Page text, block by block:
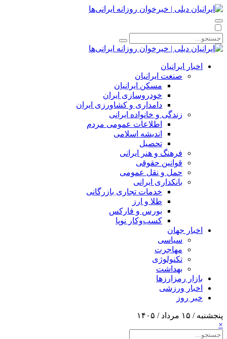
اخبار ایرانیان
صنعت ایرانیان
مسکن ایرانیان
خودروسازی ایران
دامداری و کشاورزی ایران
زندگی و خانواده ایرانی
اطلاعات عمومی مردم
اندیشه اسلامی
تحصیل
فرهنگ و هنر ایرانی
قوانین حقوقی
حمل و نقل عمومی
بانکداری ایرانی
خدمات تجاری بازرگانی
طلا و ارز
بورس و فارکس
کسب‌وکار نوپا
اخبار جهان
سیاسی
مهاجرت
تکنولوژی
بهداشت
بازار رمزارزها
اخبار ورزشی
خبر روز
پنجشنبه / ۱۵ مرداد / ۱۴۰۵
×